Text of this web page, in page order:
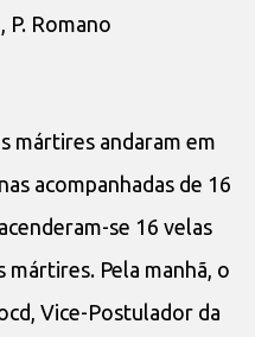
P. Romano
mártires andaram em
acompanhadas de 16
se 16 velas
mártires. Pela manhã, o
Vice-Postulador da